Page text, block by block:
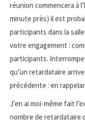
réunion commencera à
minute près) il est
participants dans la
votre engagement :
participants.
qu’un retardataire
précédente : en
J’en ai moi-même fait
nombre de retardataire